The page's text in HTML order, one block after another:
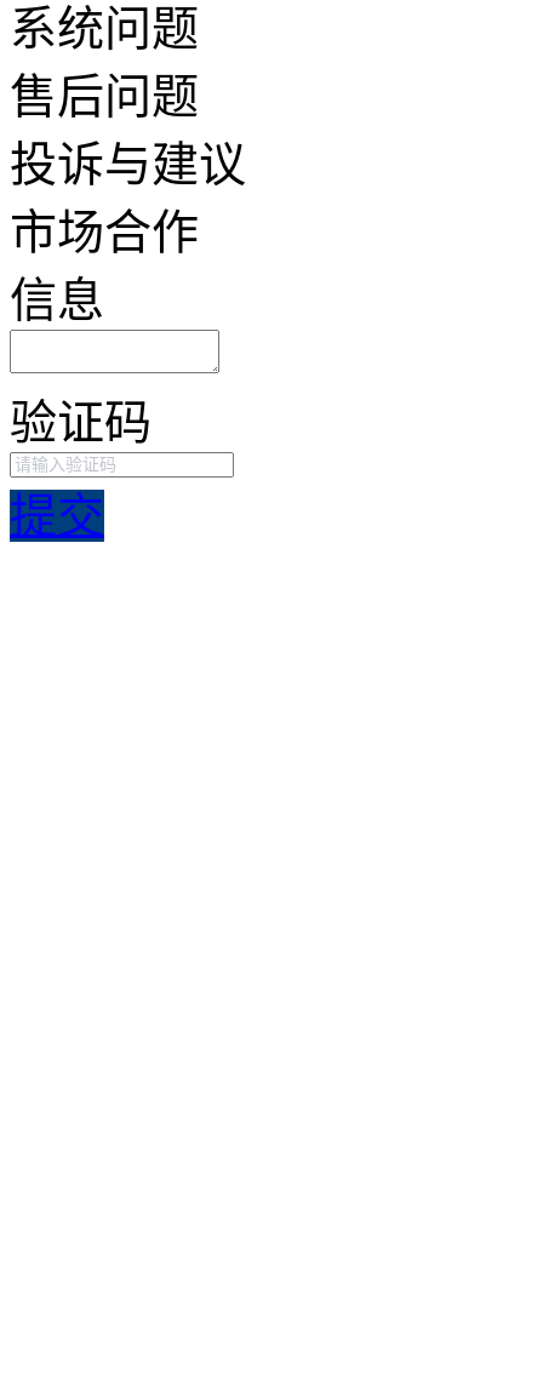
系统问题
售后问题
投诉与建议
市场合作
信息
验证码
提交